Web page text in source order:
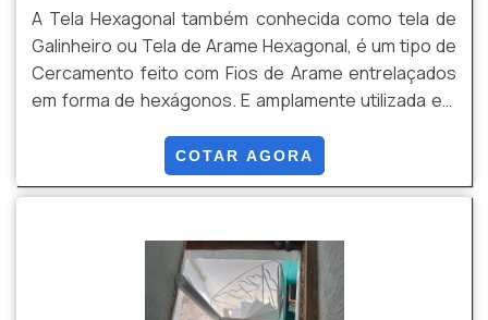
A Tela Hexagonal também conhecida como tela de
Galinheiro ou Tela de Arame Hexagonal, é um tipo de
Cercamento feito com Fios de Arame entrelaçados
em forma de hexágonos. E amplamente utilizada em
áreas, devido a sua flexibilidade. Solução versátil e
econômica para uma ampla variedade de aplicações
Flexibilidade, Versatilidade, Custo Beneficio, Leveza,
Visibilidade entre outros.
COTAR AGORA